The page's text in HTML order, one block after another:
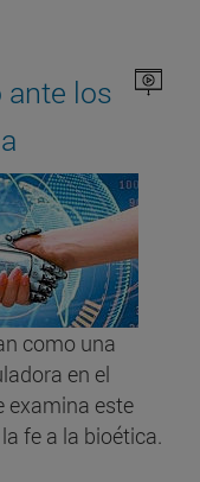
los
como una
en el
examina este
fe a la bioética.